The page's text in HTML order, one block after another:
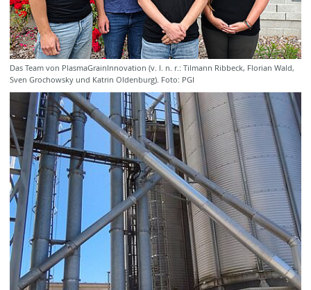
Das Team von PlasmaGrainInnovation (v. l. n. r.: Tilmann Ribbeck, Florian Wald,
Sven Grochowsky und Katrin Oldenburg). Foto: PGI